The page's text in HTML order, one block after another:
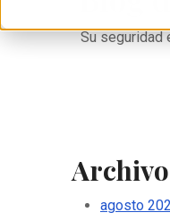
Su seguridad
Archivo
agosto